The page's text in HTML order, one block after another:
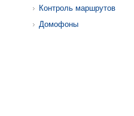
Контроль маршрутов
Домофоны